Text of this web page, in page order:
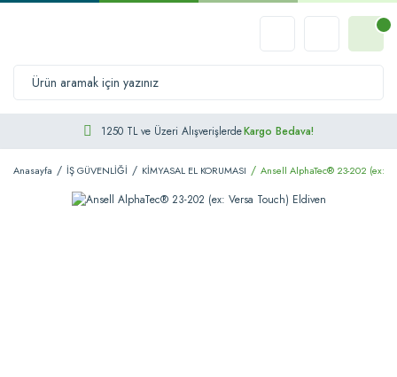
1250 TL ve Üzeri AlışverişlerdeKargo Bedava!
Anasayfa İŞ GÜVENLİĞİ KİMYASAL EL KORUMASI Ansell AlphaTec® 23-202 (ex: